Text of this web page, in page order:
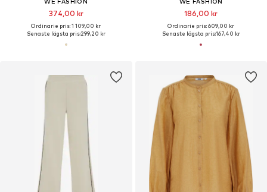
374,00 kr
Ordinarie pris: 1 109,00 kr
Senaste lägsta pris:299,20 kr
186,00 kr
Ordinarie pris: 609,00 kr
Senaste lägsta pris:167,40 kr